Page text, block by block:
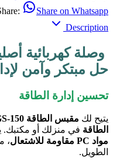
Share on Whatsapp
Description
حل مبتكر وآمن
تحسين إدارة الطاقة
يتيح لك مقبس الطاقة Green Lion GS-150
الطاقة في منزلك أو مكتبك.
مواد PC مقاومة للاشتعال
،
الطويل.